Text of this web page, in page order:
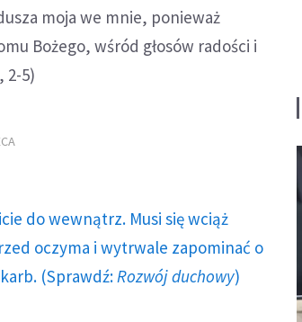
moja we mnie, ponieważ
Bożego, wśród głosów radości i
2-5)
do wewnątrz. Musi się wciąż
oczyma i wytrwale zapominać o
(Sprawdź: Rozwój duchowy)